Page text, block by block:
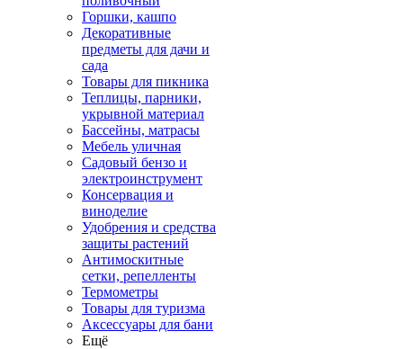
Горшки, кашпо
Декоративные
предметы для дачи и
сада
Товары для пикника
Теплицы, парники,
укрывной материал
Бассейны, матрасы
Мебель уличная
Садовый бензо и
электроинструмент
Консервация и
виноделие
Удобрения и средства
защиты растений
Антимоскитные
сетки, репелленты
Термометры
Товары для туризма
Аксессуары для бани
Ещё